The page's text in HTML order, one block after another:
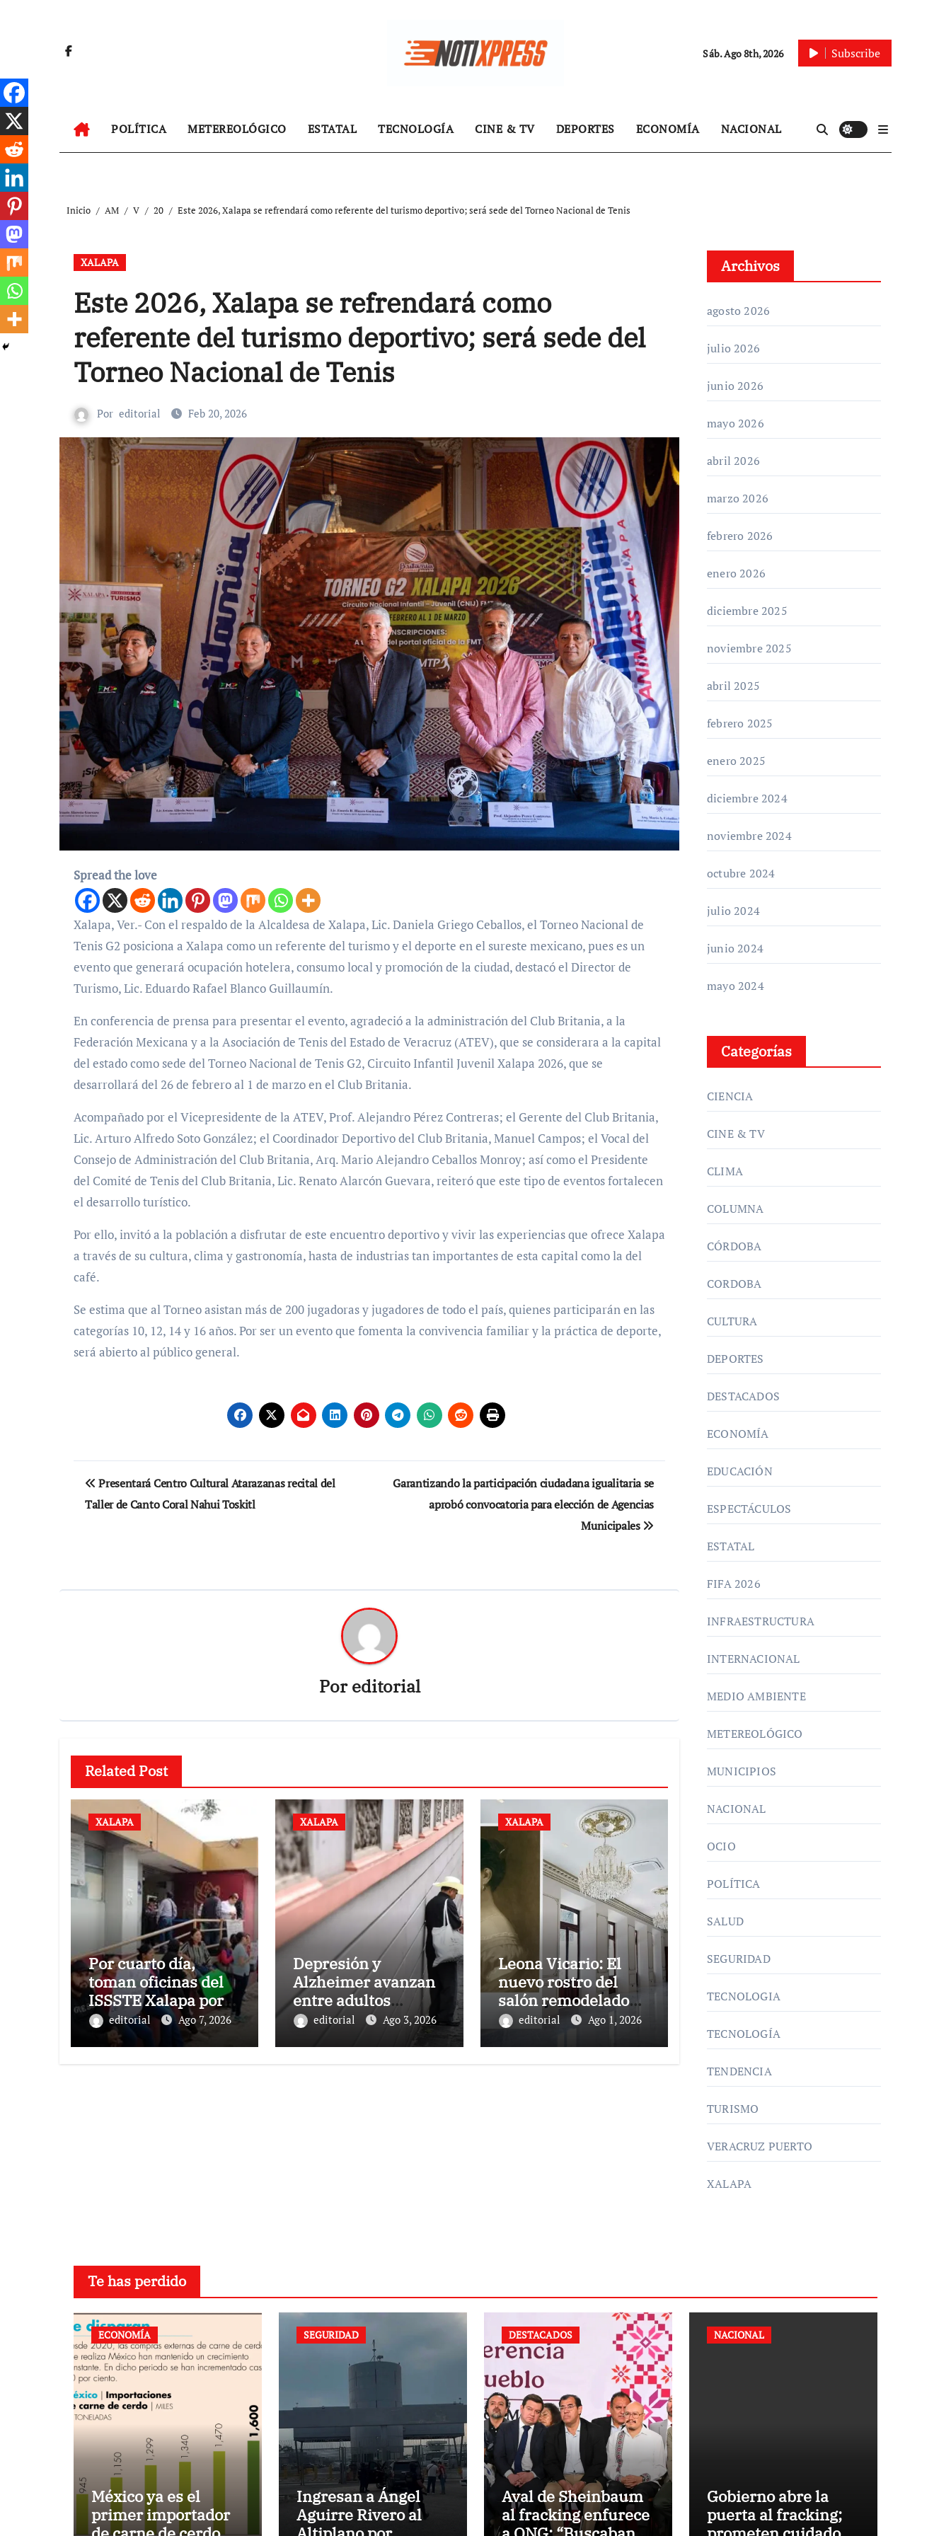
Sáb. Ago 8th, 2026 Subscribe
POLÍTICA METEREOLÓGICO ESTATAL TECNOLOGÍA CINE & TV DEPORTES ECONOMÍA NACIONAL
Inicio AM V 20 Este 2026, Xalapa se refrendará como referente del turismo deportivo; será sede del Torneo Nacional de Tenis
XALAPA
Este 2026, Xalapa se refrendará como
referente del turismo deportivo; será sede del
Torneo Nacional de Tenis
Por editorial Feb 20, 2026
Spread the love
Xalapa, Ver.- Con el respaldo de la Alcaldesa de Xalapa, Lic. Daniela Griego Ceballos, el Torneo Nacional de
Tenis G2 posiciona a Xalapa como un referente del turismo y el deporte en el sureste mexicano, pues es un
evento que generará ocupación hotelera, consumo local y promoción de la ciudad, destacó el Director de
Turismo, Lic. Eduardo Rafael Blanco Guillaumín.
En conferencia de prensa para presentar el evento, agradeció a la administración del Club Britania, a la
Federación Mexicana y a la Asociación de Tenis del Estado de Veracruz (ATEV), que se considerara a la capital
del estado como sede del Torneo Nacional de Tenis G2, Circuito Infantil Juvenil Xalapa 2026, que se
desarrollará del 26 de febrero al 1 de marzo en el Club Britania.
Acompañado por el Vicepresidente de la ATEV, Prof. Alejandro Pérez Contreras; el Gerente del Club Britania,
Lic. Arturo Alfredo Soto González; el Coordinador Deportivo del Club Britania, Manuel Campos; el Vocal del
Consejo de Administración del Club Britania, Arq. Mario Alejandro Ceballos Monroy; así como el Presidente
del Comité de Tenis del Club Britania, Lic. Renato Alarcón Guevara, reiteró que este tipo de eventos fortalecen
el desarrollo turístico.
Por ello, invitó a la población a disfrutar de este encuentro deportivo y vivir las experiencias que ofrece Xalapa
a través de su cultura, clima y gastronomía, hasta de industrias tan importantes de esta capital como la del
café.
Se estima que al Torneo asistan más de 200 jugadoras y jugadores de todo el país, quienes participarán en las
categorías 10, 12, 14 y 16 años. Por ser un evento que fomenta la convivencia familiar y la práctica de deporte,
será abierto al público general.
Navegación
de
Presentará Centro Cultural Atarazanas recital del
Taller de Canto Coral Nahui Toskitl
Garantizando la participación ciudadana igualitaria se
aprobó convocatoria para elección de Agencias
Municipales
Poreditorial
Related Post
XALAPA
Por cuarto día,
toman oficinas del
ISSSTE Xalapa por
presuntas
anomalías en
editorial Ago 7, 2026
XALAPA
Depresión y
Alzheimer avanzan
entre adultos
mayores de Xalapa;
las señales que las
editorial Ago 3, 2026
XALAPA
Leona Vicario: El
nuevo rostro del
salón remodelado
en Palacio de
editorial Ago 1, 2026
Archivos
agosto 2026
julio 2026
junio 2026
mayo 2026
abril 2026
marzo 2026
febrero 2026
enero 2026
diciembre 2025
noviembre 2025
abril 2025
febrero 2025
enero 2025
diciembre 2024
noviembre 2024
octubre 2024
julio 2024
junio 2024
mayo 2024
Categorías
CIENCIA
CINE & TV
CLIMA
COLUMNA
CÓRDOBA
CORDOBA
CULTURA
DEPORTES
DESTACADOS
ECONOMÍA
EDUCACIÓN
ESPECTÁCULOS
ESTATAL
FIFA 2026
INFRAESTRUCTURA
INTERNACIONAL
MEDIO AMBIENTE
METEREOLÓGICO
MUNICIPIOS
NACIONAL
OCIO
POLÍTICA
SALUD
SEGURIDAD
TECNOLOGIA
TECNOLOGÍA
TENDENCIA
TURISMO
VERACRUZ PUERTO
XALAPA
Te has perdido
ECONOMÍA
México ya es el
primer importador
SEGURIDAD
Ingresan a Ángel
Aguirre Rivero al
DESTACADOS
Aval de Sheinbaum
al fracking enfurece
NACIONAL
Gobierno abre la
puerta al fracking;